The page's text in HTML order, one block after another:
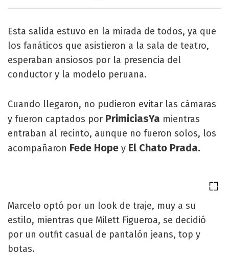
Esta salida estuvo en la mirada de todos, ya que
los fanáticos que asistieron a la sala de teatro,
esperaban ansiosos por la presencia del
conductor y la modelo peruana.
Cuando llegaron, no pudieron evitar las cámaras
y fueron captados por PrimiciasYa mientras
entraban al recinto, aunque no fueron solos, los
acompañaron Fede Hope y El Chato Prada.
Marcelo optó por un look de traje, muy a su
estilo, mientras que Milett Figueroa, se decidió
por un outfit casual de pantalón jeans, top y
botas.